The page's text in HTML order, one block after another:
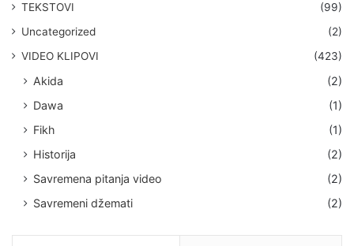
TEKSTOVI
(99)
Uncategorized
(2)
VIDEO KLIPOVI
(423)
Akida
(2)
Dawa
(1)
Fikh
(1)
Historija
(2)
Savremena pitanja video
(2)
Savremeni džemati
(2)